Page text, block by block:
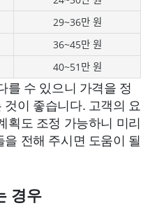
29~36만 원
36~45만 원
40~51만 원
를 수 있으니 가격을 정
이 좋습니다. 고객의 요
획도 조정 가능하니 미리
전해 주시면 도움이 될
경우